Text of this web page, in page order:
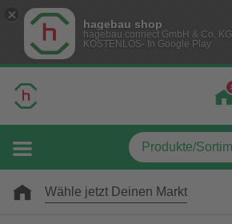
hagebau shop
hagebau connect GmbH & Co. KG
KOSTENLOS- In Google Play
Wähle jetzt Deinen Markt